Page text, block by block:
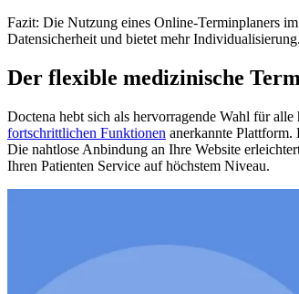
Fazit: Die Nutzung eines Online-Terminplaners
Datensicherheit und bietet mehr Individualisierung.
Der flexible medizinische
Doctena hebt sich als hervorragende Wahl für
fortschrittlichen Funktionen anerkannte Plattform.
Die nahtlose Anbindung an Ihre Website
Ihren Patienten Service auf höchstem Niveau.